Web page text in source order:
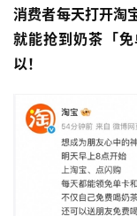
消费者每天打开淘
就能抢到奶茶「
以！